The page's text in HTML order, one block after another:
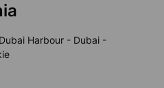
Harbour - Dubai -